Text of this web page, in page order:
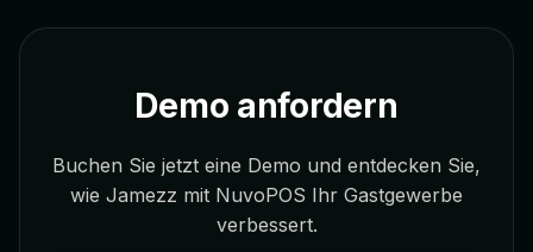
Demo anfordern
Buchen Sie jetzt eine Demo und entdecken Sie,
wie Jamezz mit NuvoPOS Ihr Gastgewerbe
verbessert.